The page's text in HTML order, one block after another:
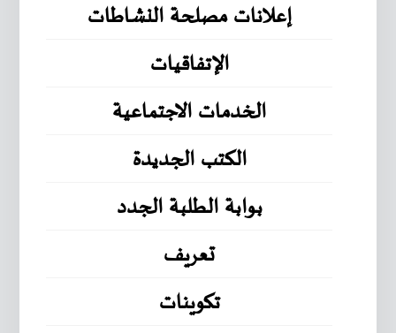
إعلانات مصلحة النشاطات
الإتفاقيات
الخدمات الاجتماعية
الكتب الجديدة
بوابة الطلبة الجدد
تعريف
تكوينات